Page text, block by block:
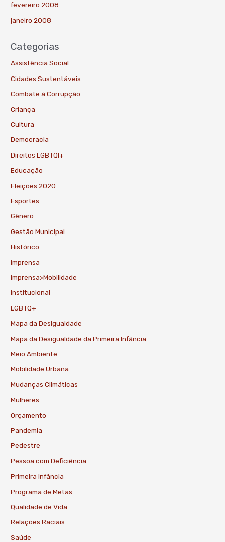
fevereiro 2008
janeiro 2008
Categorias
Assistência Social
Cidades Sustentáveis
Combate à Corrupção
Criança
Cultura
Democracia
Direitos LGBTQI+
Educação
Eleições 2020
Esportes
Gênero
Gestão Municipal
Histórico
Imprensa
Imprensa>Mobilidade
Institucional
LGBTQ+
Mapa da Desigualdade
Mapa da Desigualdade da Primeira Infância
Meio Ambiente
Mobilidade Urbana
Mudanças Climáticas
Mulheres
Orçamento
Pandemia
Pedestre
Pessoa com Deficiência
Primeira Infância
Programa de Metas
Qualidade de Vida
Relações Raciais
Saúde